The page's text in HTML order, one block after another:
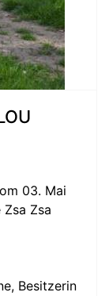
03. Mai
Zsa
Besitzerin